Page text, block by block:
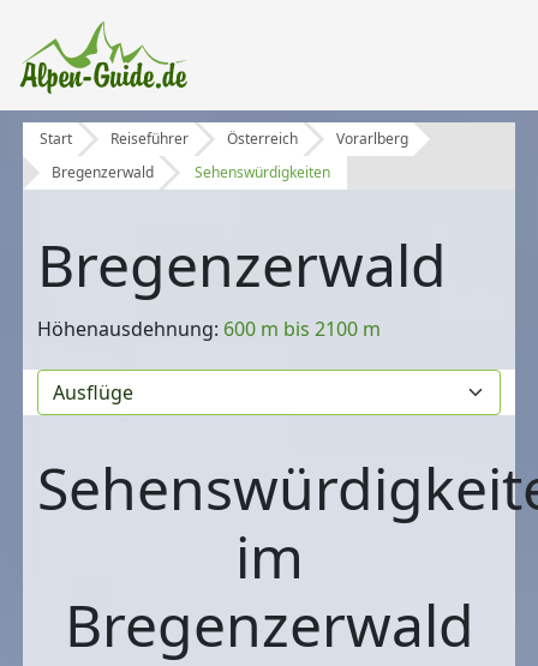
Start Reiseführer Österreich
Vorarlberg
Bregenzerwald
Sehenswürdigkeiten
Bregenzerwald
Höhenausdehnung: 600 m bis 2100 m
im
Bregenzerwald